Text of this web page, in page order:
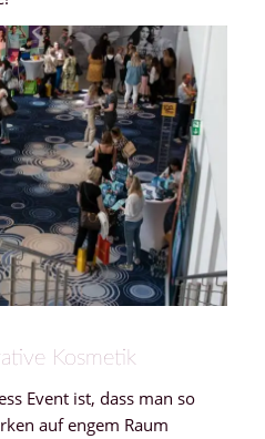
Kosmetik
Event ist, dass man so
auf engem Raum